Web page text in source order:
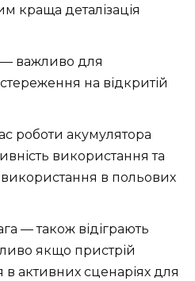
краща деталізація
— важливо для
на відкритій
роботи акумулятора
використання та
використання в польових
— також відіграють
якщо пристрій
в активних сценаріях для